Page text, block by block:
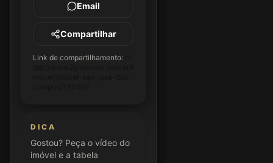
Email
Compartilhar
Link de compartilhamento:
DICA
Gostou? Peça o vídeo do
imóvel e a tabela